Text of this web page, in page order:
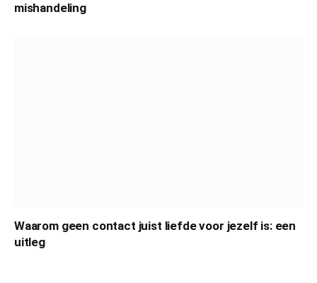
mishandeling
Waarom geen contact juist liefde voor jezelf is: een
uitleg